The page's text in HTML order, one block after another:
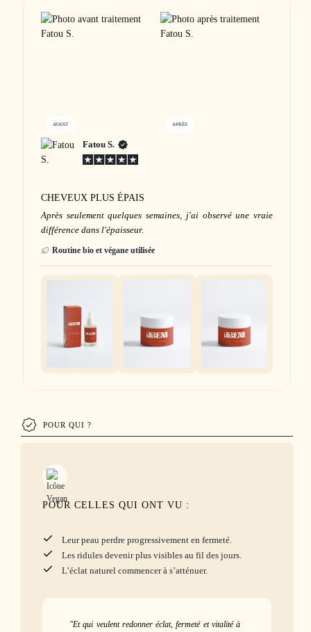
AVANT APRÈS
Fatou S.
CHEVEUX PLUS ÉPAIS
Après seulement quelques semaines, j'ai observé une vraie
différence dans l'épaisseur.
Routine bio et végane utilisée
POUR QUI ?
POUR CELLES QUI ONT VU :
Leur peau perdre progressivement en fermeté.
Les ridules devenir plus visibles au fil des jours.
L’éclat naturel commencer à s’atténuer.
"Et qui veulent redonner éclat, fermeté et vitalité à